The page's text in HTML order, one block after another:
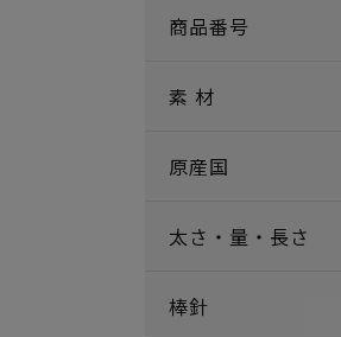
商品番号
素 材
原産国
太さ・量・長さ
棒針